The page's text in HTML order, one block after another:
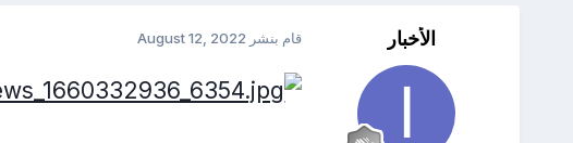
الأخبار قام بنشر August 12, 2022